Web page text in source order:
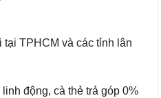
tại TPHCM và các tỉnh lân
động, cà thẻ trả góp 0%